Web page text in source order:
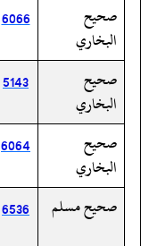
صحيح
البخاري
6066
صحيح
البخاري
5143
صحيح
البخاري
6064
صحيح مسلم
6536